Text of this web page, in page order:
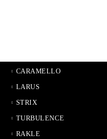
CARAMELLO
LARUS
STRIX
TURBULENCE
RAKLE